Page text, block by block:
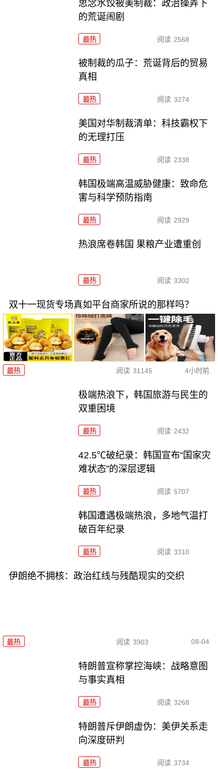
思念水饺被美制裁：政治操弄下
的荒诞闹剧
最热 阅读 2568
被制裁的瓜子：荒诞背后的贸易
真相
最热 阅读 3274
美国对华制裁清单：科技霸权下
的无理打压
最热 阅读 2338
韩国极端高温威胁健康：致命危
害与科学预防指南
最热 阅读 2929
热浪席卷韩国 果粮产业遭重创
最热 阅读 3302
双十一现货专场真如平台商家所说的那样吗？
最热 阅读 31145 4小时前
极端热浪下，韩国旅游与民生的
双重困境
最热 阅读 2432
42.5℃破纪录：韩国宣布“国家灾
难状态”的深层逻辑
最热 阅读 5707
韩国遭遇极端热浪，多地气温打
破百年纪录
最热 阅读 3310
伊朗绝不拥核：政治红线与残酷现实的交织
最热 阅读 3903 08-04
特朗普宣称掌控海峡：战略意图
与事实真相
最热 阅读 3268
特朗普斥伊朗虚伪：美伊关系走
向深度研判
最热 阅读 3734